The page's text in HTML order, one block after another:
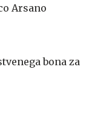
Arsano
bona za